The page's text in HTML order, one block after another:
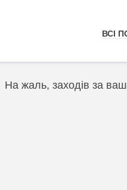
ВСІ
На жаль, заходів за